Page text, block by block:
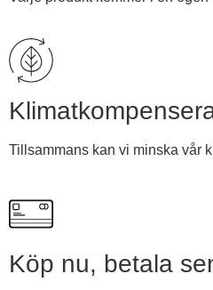
Tillsammans kan vi minska vår
Köp nu, betala